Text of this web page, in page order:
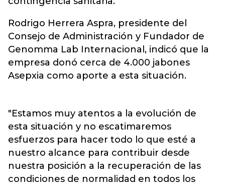
Rodrigo Herrera Aspra, presidente del
Consejo de Administración y Fundador de
Genomma Lab Internacional, indicó que la
empresa donó cerca de 4.000 jabones
Asepxia como aporte a esta situación.
"Estamos muy atentos a la evolución de
esta situación y no escatimaremos
esfuerzos para hacer todo lo que esté a
nuestro alcance para contribuir desde
nuestra posición a la recuperación de las
condiciones de normalidad en todos los